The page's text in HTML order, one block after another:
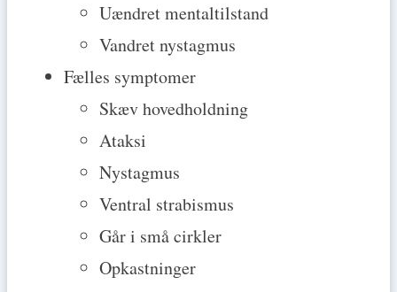
Uændret mentaltilstand
Vandret nystagmus
Fælles symptomer
Skæv hovedholdning
Ataksi
Nystagmus
Ventral strabismus
Går i små cirkler
Opkastninger